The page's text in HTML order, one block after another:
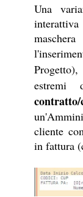
Una
Progetto),
estremi
contratto/
cliente
in fattura